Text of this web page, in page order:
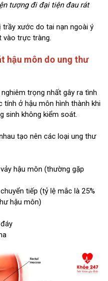
tượng đi đại tiện đau rát
xước do tai nạn ngoài ý
vào trực tràng.
hậu môn do ung thư
trọng nhất gây ra tình
tính ở hậu môn hình thành khi
sinh không kiểm soát.
tạo nên các loại ung thư
hậu môn (thường gặp
tiếp (tỷ lệ mắc là 25%
hậu môn)